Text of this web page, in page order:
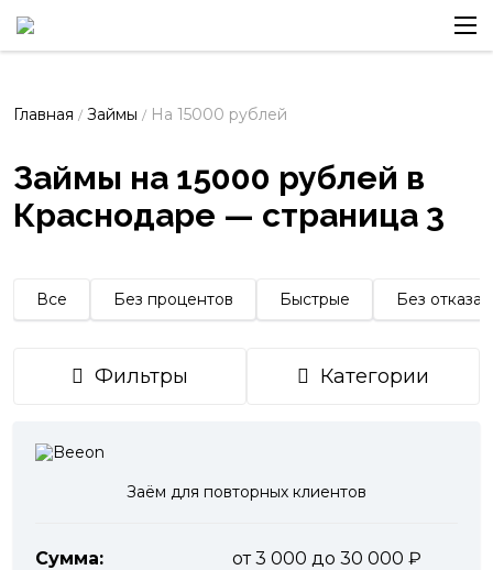
Главная / Займы / На 15000 рублей
Займы на 15000 рублей в
Краснодаре — страница 3
Все Без процентов Быстрые Без отказа
Фильтры Категории
Заём для повторных клиентов
Сумма:
от 3 000 до 30 000